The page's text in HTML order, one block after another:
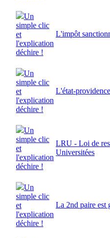
Un
simple clic
et
l'explication
déchire !
L'impôt
Un
simple clic
et
l'explication
déchire !
L'état-providence
Un
simple clic
et
l'explication
déchire !
LRU - Loi de
Universitées
Un
simple clic
et
l'explication
déchire !
La 2nd paire est